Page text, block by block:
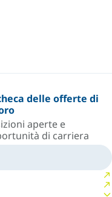
delle offerte di
aperte e
di carriera